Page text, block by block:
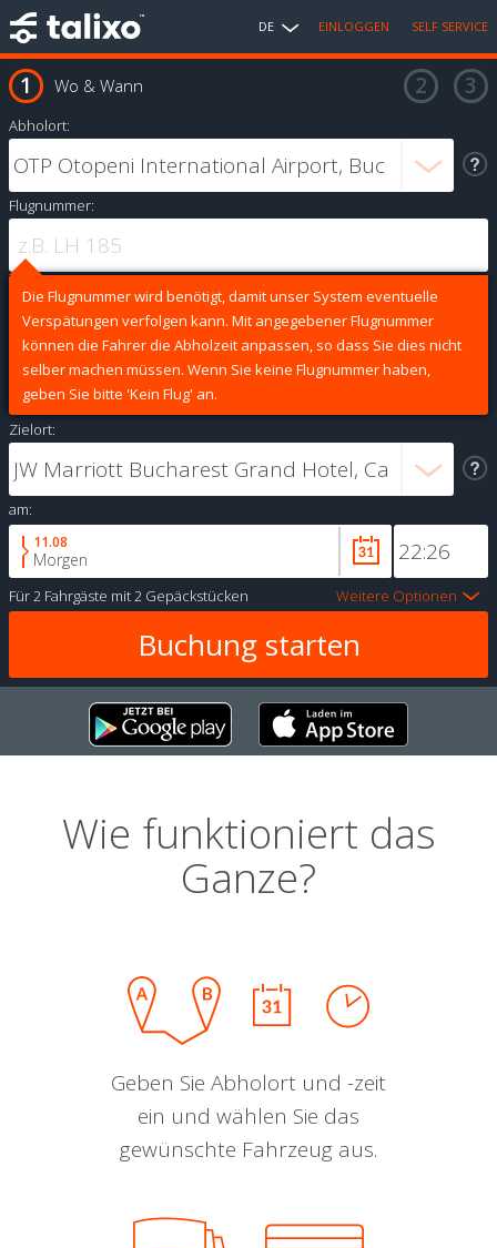
DE EINLOGGEN SELF SERVICE
Wo & Wann
Abholort:
Flugnummer:
Die Flugnummer wird benötigt, damit unser System eventuelle
Verspätungen verfolgen kann. Mit angegebener Flugnummer
können die Fahrer die Abholzeit anpassen, so dass Sie dies nicht
selber machen müssen. Wenn Sie keine Flugnummer haben,
geben Sie bitte 'Kein Flug' an.
Zielort:
am:
11.08
Morgen
Für2 Fahrgäste mit2 Gepäckstücken Weitere Optionen
Wie funktioniert das
Ganze?
Geben Sie Abholort und -zeit
ein und wählen Sie das
gewünschte Fahrzeug aus.